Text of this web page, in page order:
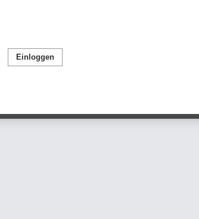
Einloggen